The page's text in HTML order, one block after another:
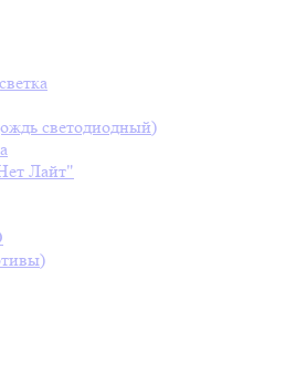
светодиодный)
Лайт"